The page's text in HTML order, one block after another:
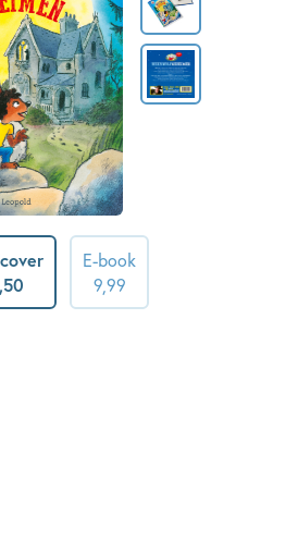
,50
E-book
9,99